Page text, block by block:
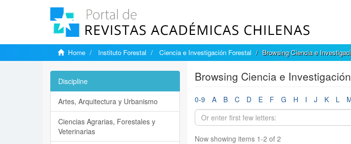
Home Instituto Forestal Ciencia e Investigación Forestal Browsing Ciencia e
Browsing Ciencia e
0-9 A B C D E F G H I J K L
Now showing items 1-2 of 2
Discipline
Artes, Arquitectura y Urbanismo
Ciencias Agrarias, Forestales y
Veterinarias